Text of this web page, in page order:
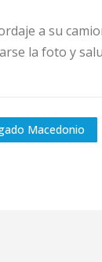
a su
la foto y
Macedonio